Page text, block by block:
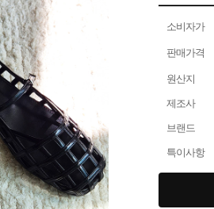
소비자가
판매가격
원산지
제조사
브랜드
특이사항